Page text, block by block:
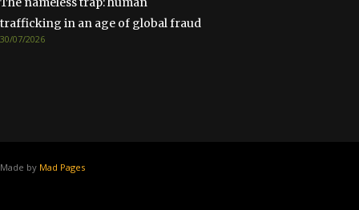
trafficking in an age of global fraud
30/07/2026
Made by Mad Pages